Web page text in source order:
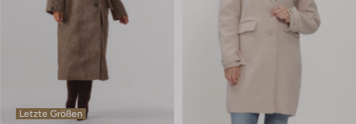
Letzte Größen